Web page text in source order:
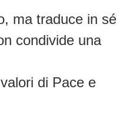
ma traduce in sé
condivide una
di Pace e